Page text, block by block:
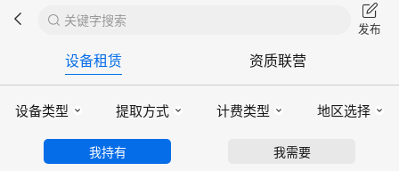
关键字搜索
设备租赁 资质联营
设备类型 提取方式 计费类型 地区选择
我持有 我需要